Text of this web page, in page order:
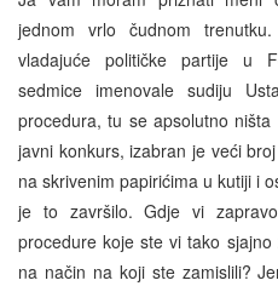
jednom vrlo čudnom
vladajuće političke partije u
sedmice imenovale sudiju
procedura, tu se apsolutno
javni konkurs, izabran je veći
na skrivenim papirićima u kutiji i
je to završilo. Gdje vi
procedure koje ste vi tako
na način na koji ste zamislili?